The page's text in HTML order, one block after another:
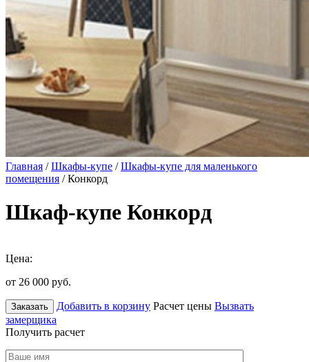
Главная /Шкафы-купе /Шкафы-купе для маленького
помещения / Конкорд
Шкаф-купе Конкорд
Цена:
от 26 000 руб.
Заказать Добавить в корзину Расчет цены Вызвать
замерщика
Получить расчет